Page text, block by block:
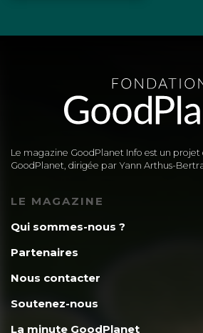
Le magazine GoodPlanet Info est un
GoodPlanet, dirigée par Yann Arthus-
LE MAGAZINE
Qui sommes-nous ?
Partenaires
Nous contacter
Soutenez-nous
La minute GoodPlanet